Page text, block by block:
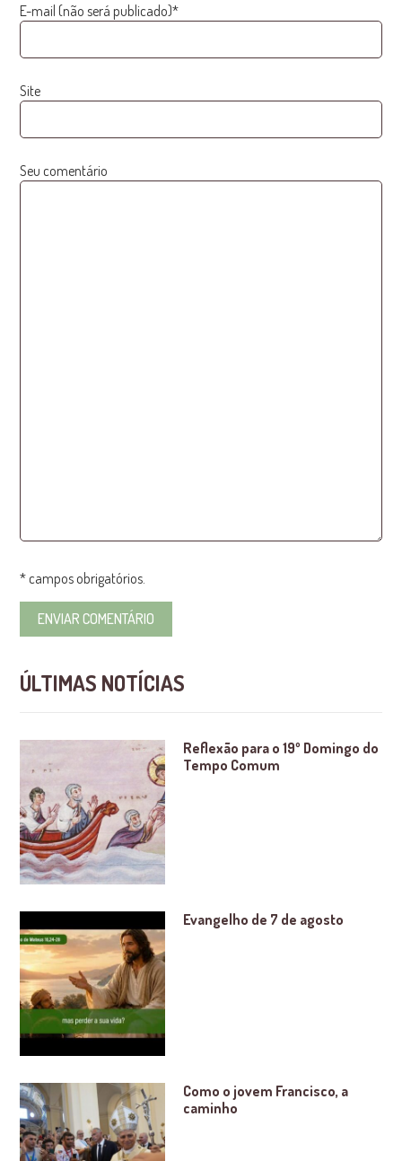
E-mail (não será publicado)*
Site
Seu comentário
* campos obrigatórios.
ÚLTIMAS NOTÍCIAS
Reflexão para o 19º Domingo do
Tempo Comum
Evangelho de 7 de agosto
Como o jovem Francisco, a
caminho